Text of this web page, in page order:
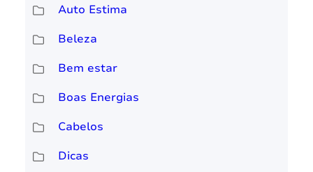
Auto Estima
Beleza
Bem estar
Boas Energias
Cabelos
Dicas